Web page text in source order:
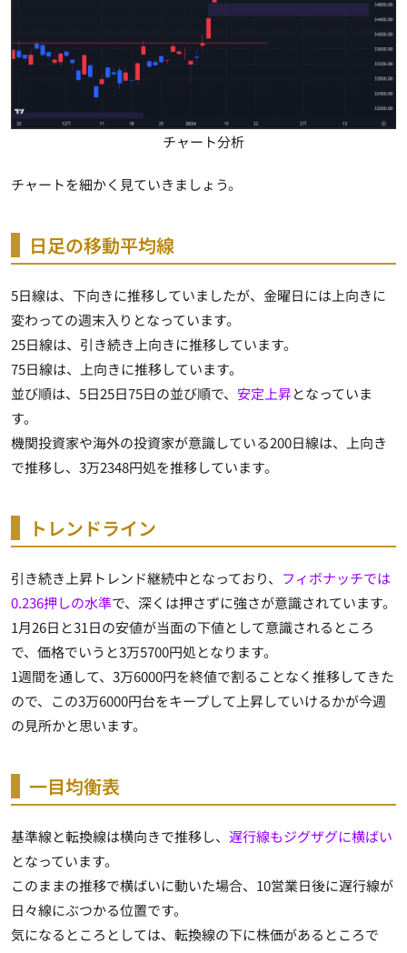
チャート分析
チャートを細かく見ていきましょう。
日足の移動平均線
5日線は、下向きに推移していましたが、金曜日には上向きに
変わっての週末入りとなっています。
25日線は、引き続き上向きに推移しています。
75日線は、上向きに推移しています。
並び順は、5日25日75日の並び順で、 安定上昇となっていま
す。
機関投資家や海外の投資家が意識している200日線は、上向き
で推移し、3万2348円処を推移しています。
トレンドライン
引き続き上昇トレンド継続中となっており、 フィボナッチでは
0.236押しの水準で、深くは押さずに強さが意識されています。
1月26日と31日の安値が当面の下値として意識されるところ
で、価格でいうと3万5700円処となります。
1週間を通して、3万6000円を終値で割ることなく推移してきた
ので、この3万6000円台をキープして上昇していけるかが今週
の見所かと思います。
一目均衡表
基準線と転換線は横向きで推移し、 遅行線もジグザグに横ばい
となっています。
このままの推移で横ばいに動いた場合、10営業日後に遅行線が
日々線にぶつかる位置です。
気になるところとしては、転換線の下に株価があるところで